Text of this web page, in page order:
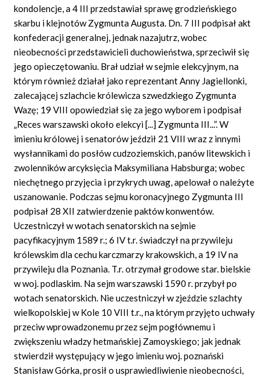
kondolencje, a 4 III przedstawiał sprawę grodzieńskiego
skarbu i klejnotów Zygmunta Augusta. Dn. 7 III podpisał akt
konfederacji generalnej, jednak nazajutrz, wobec
nieobecności przedstawicieli duchowieństwa, sprzeciwił się
jego opieczętowaniu. Brał udział w sejmie elekcyjnym, na
którym również działał jako reprezentant Anny Jagiellonki,
zalecającej szlachcie królewicza szwedzkiego Zygmunta
Wazę; 19 VIII opowiedział się za jego wyborem i podpisał
„Reces warszawski około elekcyi [...] Zygmunta III...”. W
imieniu królowej i senatorów jeździł 21 VIII wraz z innymi
wysłannikami do posłów cudzoziemskich, panów litewskich i
zwolenników arcyksięcia Maksymiliana Habsburga; wobec
niechętnego przyjęcia i przykrych uwag, apelował o należyte
uszanowanie. Podczas sejmu koronacyjnego Zygmunta III
podpisał 28 XII zatwierdzenie paktów konwentów.
Uczestniczył w wotach senatorskich na sejmie
pacyfikacyjnym 1589 r.; 6 IV t.r. świadczył na przywileju
królewskim dla cechu karczmarzy krakowskich, a 19 IV na
przywileju dla Poznania. T.r. otrzymał grodowe star. bielskie
w woj. podlaskim. Na sejm warszawski 1590 r. przybył po
wotach senatorskich. Nie uczestniczył w zjeździe szlachty
wielkopolskiej w Kole 10 VIII t.r., na którym przyjęto uchwały
przeciw wprowadzonemu przez sejm pogłównemu i
zwiększeniu władzy hetmańskiej Zamoyskiego; jak jednak
stwierdził występujący w jego imieniu woj. poznański
Stanisław Górka, prosił o usprawiedliwienie nieobecności,